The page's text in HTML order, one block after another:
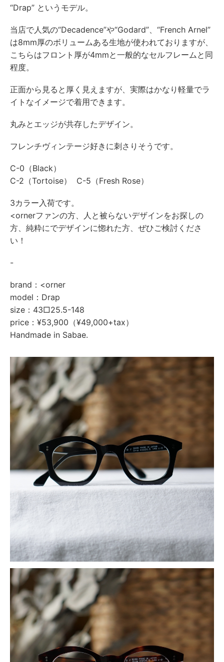
“Drap” というモデル。
当店で人気の“Decadence”や“Godard”、“French Arnel”
は8mm厚のボリュームある生地が使われておりますが、
こちらはフロント厚が4mmと一般的なセルフレームと同
程度。
正面から見ると厚く見えますが、実際はかなり軽量でラ
イトなイメージで着用できます。
丸みとエッジが共存したデザイン。
フレンチヴィンテージ好きに刺さりそうです。
C-0（Black）
C-2（Tortoise） C-5（Fresh Rose）
3カラー入荷です。
<ornerファンの方、人と被らないデザインをお探しの
方、純粋にでデザインに惚れた方、ぜひご検討くださ
い！
-
brand：<orner
model：Drap
size：43□25.5-148
price：¥53,900（¥49,000+tax）
Handmade in Sabae.